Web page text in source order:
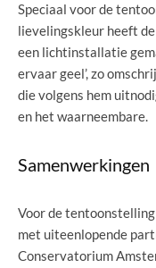
Speciaal voor de
lievelingskleur heeft
een lichtinstallatie
ervaar geel’, zo
die volgens hem
en het waarneembare.
Samenwerkingen
Voor de
met uiteenlopende
Conservatorium